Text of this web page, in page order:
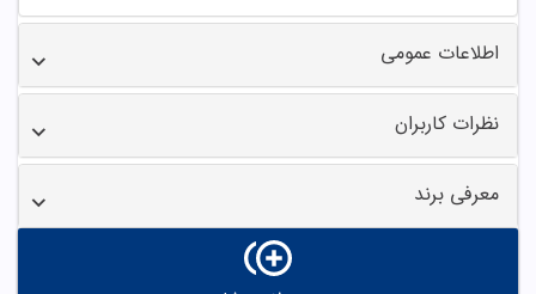
اطلاعات عمومی
نظرات کاربران
معرفی برند